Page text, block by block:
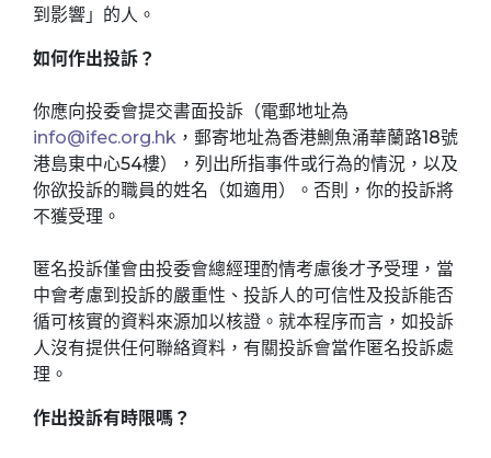
到影響」的人。
如何作出投訴？
你應向投委會提交書面投訴（電郵地址為
info@ifec.org.hk ，郵寄地址為香港鰂魚涌華蘭路18號
港島東中心54樓），列出所指事件或行為的情況，以及
你欲投訴的職員的姓名（如適用）。否則，你的投訴將
不獲受理。
匿名投訴僅會由投委會總經理酌情考慮後才予受理，當
中會考慮到投訴的嚴重性、投訴人的可信性及投訴能否
循可核實的資料來源加以核證。就本程序而言，如投訴
人沒有提供任何聯絡資料，有關投訴會當作匿名投訴處
理。
作出投訴有時限嗎？